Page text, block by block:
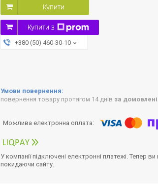
Купити
Купити з
+380 (50) 460-30-10
повернення товару протягом 14 днів за
У компанії підключені електронні платежі. Тепер
покидаючи сайту.